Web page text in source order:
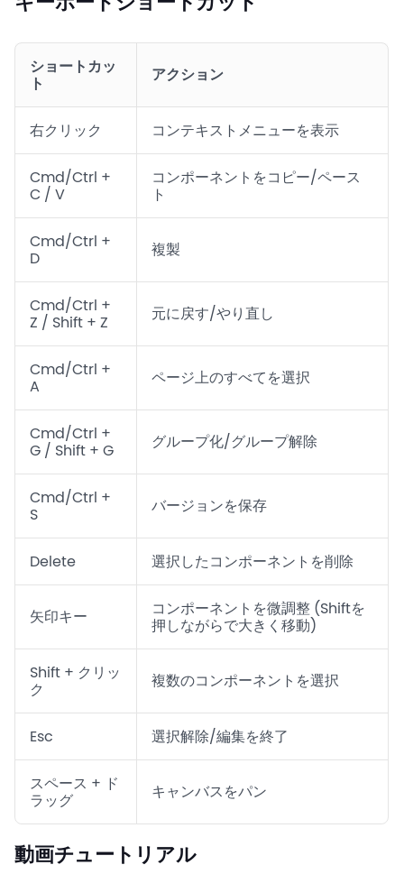
ショートカッ
ト
アクション
右クリック コンテキストメニューを表示
Cmd/Ctrl +
C / V
コンポーネントをコピー/ペース
ト
Cmd/Ctrl +
D
複製
Cmd/Ctrl +
Z / Shift + Z
元に戻す/やり直し
Cmd/Ctrl +
A
ページ上のすべてを選択
Cmd/Ctrl +
G / Shift + G
グループ化/グループ解除
Cmd/Ctrl +
S
バージョンを保存
Delete 選択したコンポーネントを削除
矢印キー
コンポーネントを微調整 (Shiftを
押しながらで大きく移動)
Shift + クリッ
ク
複数のコンポーネントを選択
Esc 選択解除/編集を終了
スペース + ド
ラッグ
キャンバスをパン
動画チュートリアル